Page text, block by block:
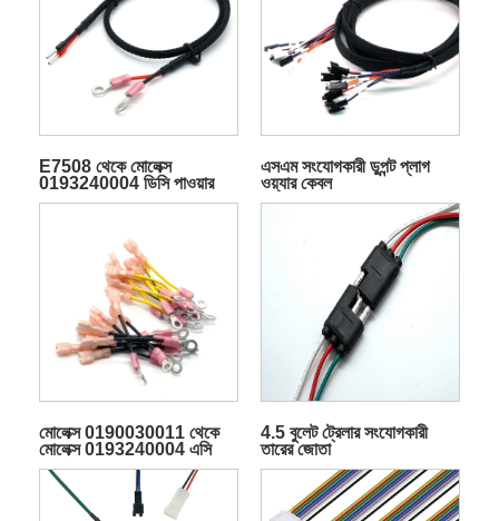
E7508 থেকে মোলেক্স
0193240004 ডিসি পাওয়ার
তারের জোতা
এসএম সংযোগকারী ডুপন্ট প্লাগ
ওয়্যার কেবল
মোলেক্স 0190030011 থেকে
মোলেক্স 0193240004 এসি
পাওয়ার কেবল
4.5 বুলেট ট্রেলার সংযোগকারী
তারের জোতা